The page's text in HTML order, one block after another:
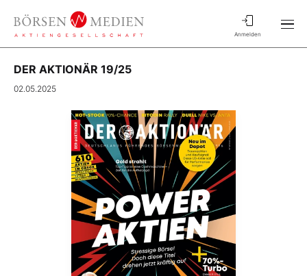
Anmelden
DER AKTIONÄR 19/25
02.05.2025